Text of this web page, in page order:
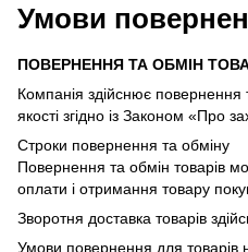
Умови
ПОВЕРНЕННЯ ТА ОБМІН
Компанія здійснює повернення
якості згідно із Законом «Про
Строки повернення та обміну
Повернення та обмін товарів
оплати і отримання товару
Зворотня доставка товарів
Умови повернення для товарів